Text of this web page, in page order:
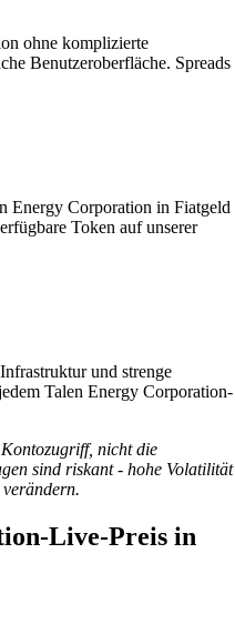
ohne komplizierte
Benutzeroberfläche. Spreads
Energy Corporation in Fiatgeld
Token auf unserer
und strenge
Talen Energy Corporation-
nicht die
sind riskant - hohe Volatilität
Live-Preis in